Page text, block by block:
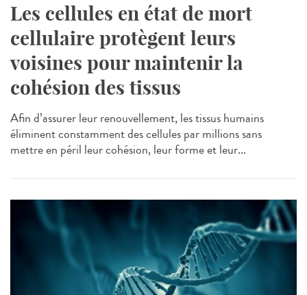
Les cellules en état de mort
cellulaire protègent leurs
voisines pour maintenir la
cohésion des tissus
Afin d’assurer leur renouvellement, les tissus humains
éliminent constamment des cellules par millions sans
mettre en péril leur cohésion, leur forme et leur...